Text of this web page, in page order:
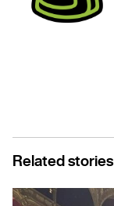
Related stories